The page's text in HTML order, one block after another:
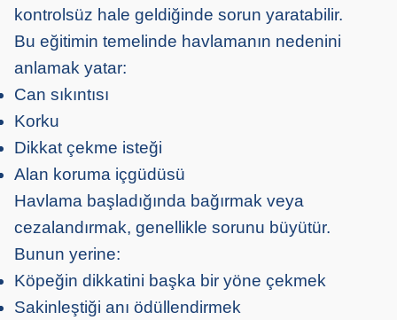
kontrolsüz hale geldiğinde sorun yaratabilir.
Bu eğitimin temelinde havlamanın nedenini
anlamak yatar:
Can sıkıntısı
Korku
Dikkat çekme isteği
Alan koruma içgüdüsü
Havlama başladığında bağırmak veya
cezalandırmak, genellikle sorunu büyütür.
Bunun yerine:
Köpeğin dikkatini başka bir yöne çekmek
Sakinleştiği anı ödüllendirmek